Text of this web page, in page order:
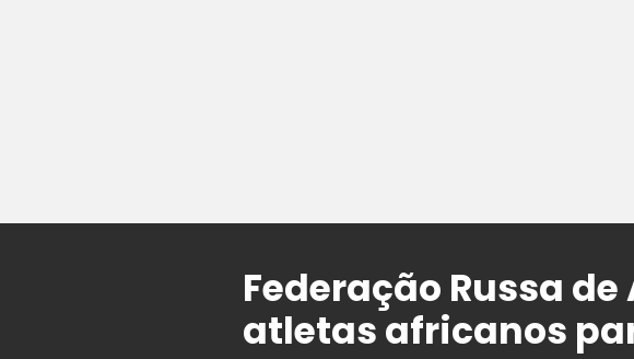
Federação Russa
atletas africanos